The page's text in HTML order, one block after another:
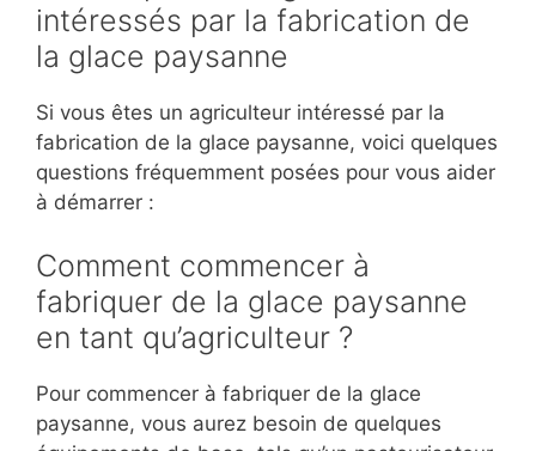
intéressés par la fabrication de
la glace paysanne
Si vous êtes un agriculteur intéressé par la
fabrication de la glace paysanne, voici quelques
questions fréquemment posées pour vous aider
à démarrer :
Comment commencer à
fabriquer de la glace paysanne
en tant qu’agriculteur ?
Pour commencer à fabriquer de la glace
paysanne, vous aurez besoin de quelques